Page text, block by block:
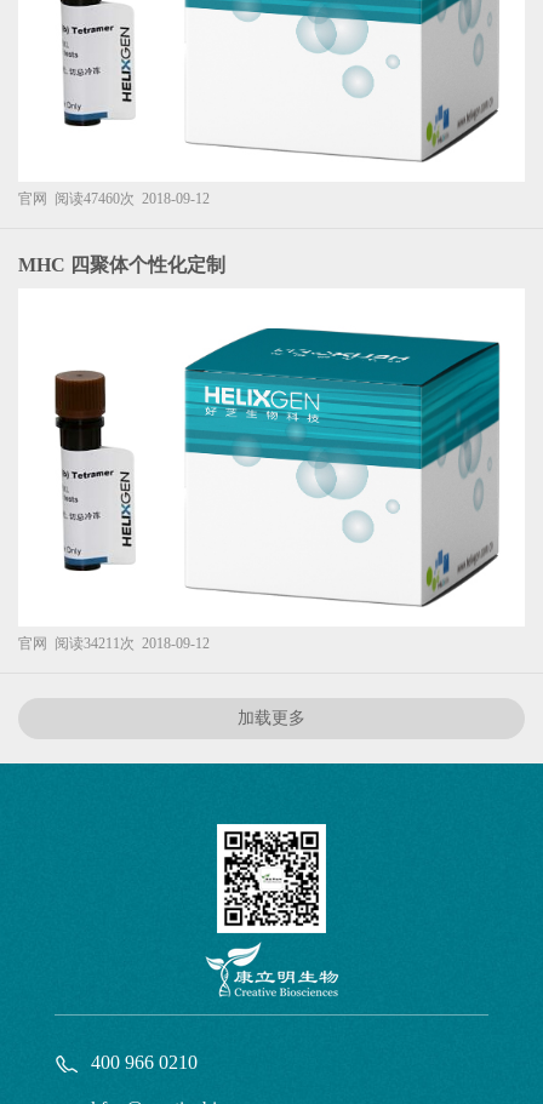
官网 阅读47460次 2018-09-12
MHC 四聚体个性化定制
官网 阅读34211次 2018-09-12
加载更多
400 966 0210